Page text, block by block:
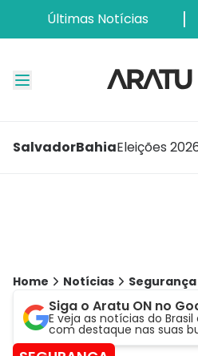
Últimas Notícias
SalvadorBahiaEleições
Home Notícias Segurança
Siga o Aratu ON no
E veja as notícias do Brasil
com destaque nas suas